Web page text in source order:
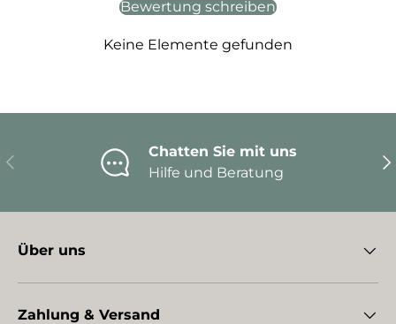
Bewertung schreiben
Keine Elemente gefunden
Vorherige
Chatten Sie mit uns
Hilfe und Beratung
Über uns
Zahlung & Versand